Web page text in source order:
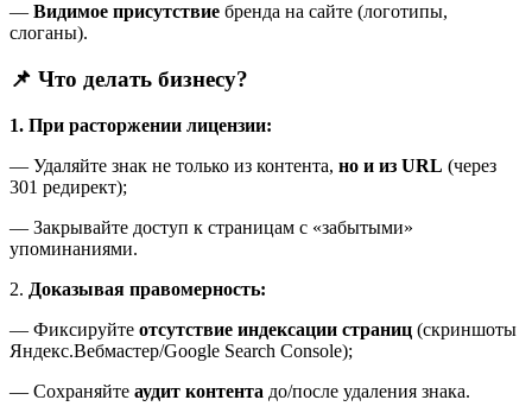
— Видимое присутствие бренда на сайте (логотипы,
слоганы).
📌 Что делать бизнесу?
1. При расторжении лицензии:
— Удаляйте знак не только из контента, но и из URL (через
301 редирект);
— Закрывайте доступ к страницам с «забытыми»
упоминаниями.
2. Доказывая правомерность:
— Фиксируйте отсутствие индексации страниц (скриншоты
Яндекс.Вебмастер/Google Search Console);
— Сохраняйте аудит контента до/после удаления знака.